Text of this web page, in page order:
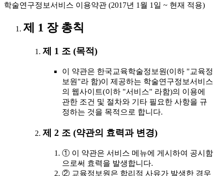
학술연구정보서비스 이용약관 (2017년 1월 1일 ~ 현재 적용)
제 1 장 총칙
제 1 조 (목적)
이 약관은 한국교육학술정보원(이하 "교육정
보원"라 함)이 제공하는 학술연구정보서비스
의 웹사이트(이하 "서비스" 라함)의 이용에
관한 조건 및 절차와 기타 필요한 사항을 규
정하는 것을 목적으로 합니다.
제 2 조 (약관의 효력과 변경)
① 이 약관은 서비스 메뉴에 게시하여 공시함
으로써 효력을 발생합니다.
② 교육정보원은 합리적 사유가 발생한 경우